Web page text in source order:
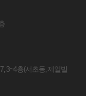
3~4층(서초동, 제일빌